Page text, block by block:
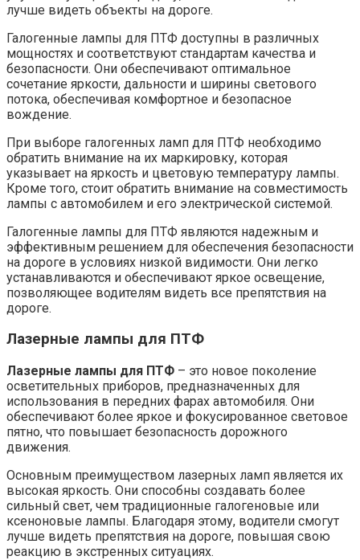
лучше видеть объекты на дороге.
Галогенные лампы для ПТФ доступны в различных
мощностях и соответствуют стандартам качества и
безопасности. Они обеспечивают оптимальное
сочетание яркости, дальности и ширины светового
потока, обеспечивая комфортное и безопасное
вождение.
При выборе галогенных ламп для ПТФ необходимо
обратить внимание на их маркировку, которая
указывает на яркость и цветовую температуру лампы.
Кроме того, стоит обратить внимание на совместимость
лампы с автомобилем и его электрической системой.
Галогенные лампы для ПТФ являются надежным и
эффективным решением для обеспечения безопасности
на дороге в условиях низкой видимости. Они легко
устанавливаются и обеспечивают яркое освещение,
позволяющее водителям видеть все препятствия на
дороге.
Лазерные лампы для ПТФ
Лазерные лампы для ПТФ – это новое поколение
осветительных приборов, предназначенных для
использования в передних фарах автомобиля. Они
обеспечивают более яркое и фокусированное световое
пятно, что повышает безопасность дорожного
движения.
Основным преимуществом лазерных ламп является их
высокая яркость. Они способны создавать более
сильный свет, чем традиционные галогеновые или
ксеноновые лампы. Благодаря этому, водители смогут
лучше видеть препятствия на дороге, повышая свою
реакцию в экстренных ситуациях.